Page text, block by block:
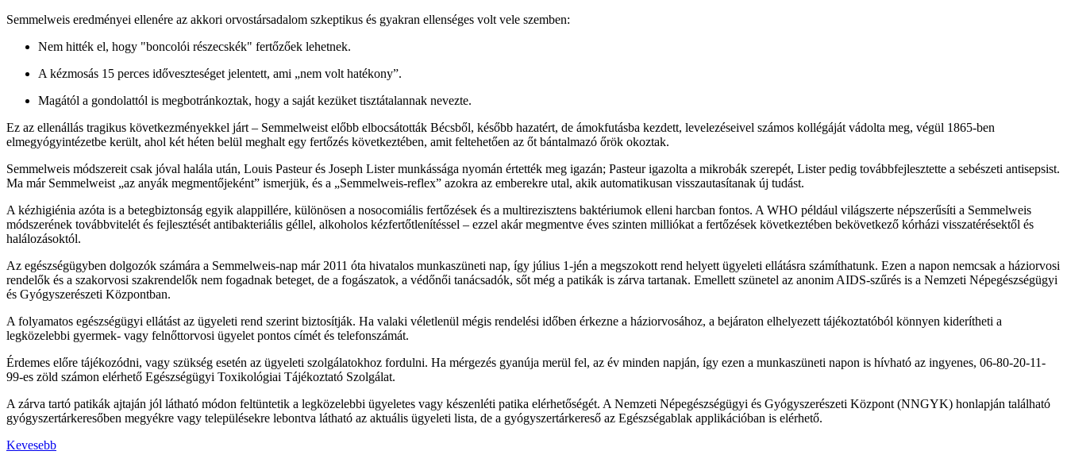
Semmelweis eredményei ellenére az akkori orvostársadalom szkeptikus és gyakran ellenséges volt vele szemben:
Nem hitték el, hogy "boncolói részecskék" fertőzőek lehetnek.
A kézmosás 15 perces időveszteséget jelentett, ami „nem volt hatékony”.
Magától a gondolattól is megbotránkoztak, hogy a saját kezüket tisztátalannak nevezte.
Ez az ellenállás tragikus következményekkel járt – Semmelweist előbb elbocsátották Bécsből, később hazatért, de ámokfutásba kezdett, levelezéseivel számos kollégáját vádolta meg, végül 1865-ben
elmegyógyintézetbe került, ahol két héten belül meghalt egy fertőzés következtében, amit feltehetően az őt bántalmazó őrök okoztak.
Semmelweis módszereit csak jóval halála után, Louis Pasteur és Joseph Lister munkássága nyomán értették meg igazán; Pasteur igazolta a mikrobák szerepét, Lister pedig továbbfejlesztette a sebészeti antisepsist.
Ma már Semmelweist „az anyák megmentőjeként” ismerjük, és a „Semmelweis-reflex” azokra az emberekre utal, akik automatikusan visszautasítanak új tudást.
A kézhigiénia azóta is a betegbiztonság egyik alappillére, különösen a nosocomiális fertőzések és a multirezisztens baktériumok elleni harcban fontos. A WHO például világszerte népszerűsíti a Semmelweis
módszerének továbbvitelét és fejlesztését antibakteriális géllel, alkoholos kézfertőtlenítéssel – ezzel akár megmentve éves szinten milliókat a fertőzések következtében bekövetkező kórházi visszatérésektől és
halálozásoktól.
Az egészségügyben dolgozók számára a Semmelweis-nap már 2011 óta hivatalos munkaszüneti nap, így július 1-jén a megszokott rend helyett ügyeleti ellátásra számíthatunk. Ezen a napon nemcsak a háziorvosi
rendelők és a szakorvosi szakrendelők nem fogadnak beteget, de a fogászatok, a védőnői tanácsadók, sőt még a patikák is zárva tartanak. Emellett szünetel az anonim AIDS-szűrés is a Nemzeti Népegészségügyi
és Gyógyszerészeti Központban.
A folyamatos egészségügyi ellátást az ügyeleti rend szerint biztosítják. Ha valaki véletlenül mégis rendelési időben érkezne a háziorvosához, a bejáraton elhelyezett tájékoztatóból könnyen kiderítheti a
legközelebbi gyermek- vagy felnőttorvosi ügyelet pontos címét és telefonszámát.
Érdemes előre tájékozódni, vagy szükség esetén az ügyeleti szolgálatokhoz fordulni. Ha mérgezés gyanúja merül fel, az év minden napján, így ezen a munkaszüneti napon is hívható az ingyenes, 06-80-20-11-
99-es zöld számon elérhető Egészségügyi Toxikológiai Tájékoztató Szolgálat.
A zárva tartó patikák ajtaján jól látható módon feltüntetik a legközelebbi ügyeletes vagy készenléti patika elérhetőségét. A Nemzeti Népegészségügyi és Gyógyszerészeti Központ (NNGYK) honlapján található
gyógyszertárkeresőben megyékre vagy településekre lebontva látható az aktuális ügyeleti lista, de a gyógyszertárkereső az Egészségablak applikációban is elérhető.
Kevesebb